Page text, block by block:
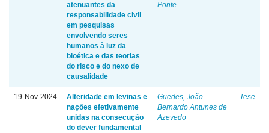
atenuantes da
responsabilidade civil
em pesquisas
envolvendo seres
humanos à luz da
bioética e das teorias
do risco e do nexo de
causalidade
Ponte
19-Nov-2024
Alteridade em levinas e
nações efetivamente
unidas na consecução
do dever fundamental
Guedes, João
Bernardo Antunes de
Azevedo
Tese